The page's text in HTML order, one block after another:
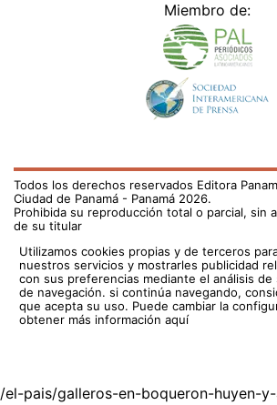
Miembro de:
Todos los derechos reservados Editora
Ciudad de Panamá - Panamá 2026.
Prohibida su reproducción total o parcial, sin
de su titular
Utilizamos cookies propias y de terceros
nuestros servicios y mostrarles publicidad
con sus preferencias mediante el análisis de
de navegación. si continúa navegando,
que acepta su uso. Puede cambiar la
obtener más información aquí
/el-pais/galleros-en-boqueron-huyen-